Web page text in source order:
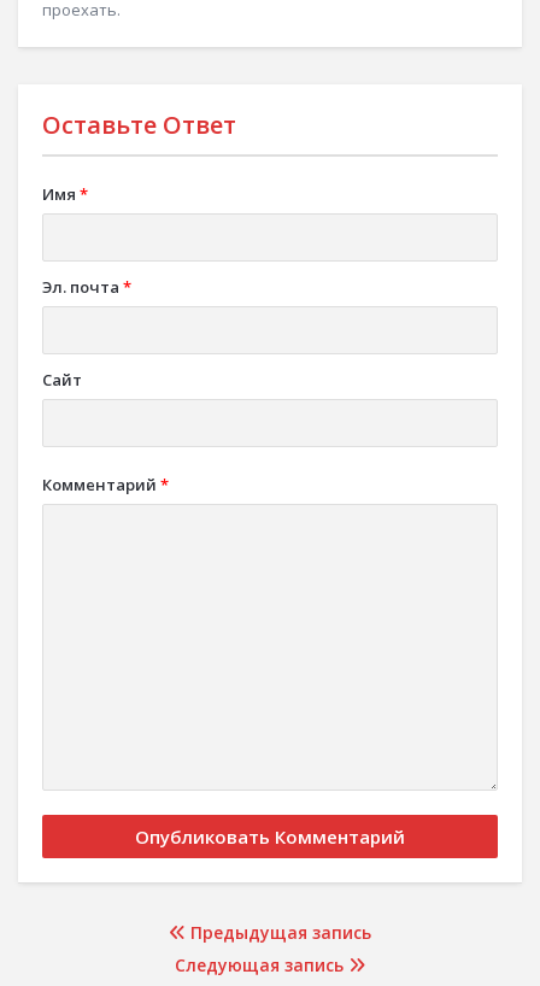
проехать.
Оставьте Ответ
Имя *
Эл. почта *
Сайт
Комментарий *
Предыдущая запись
Следующая запись